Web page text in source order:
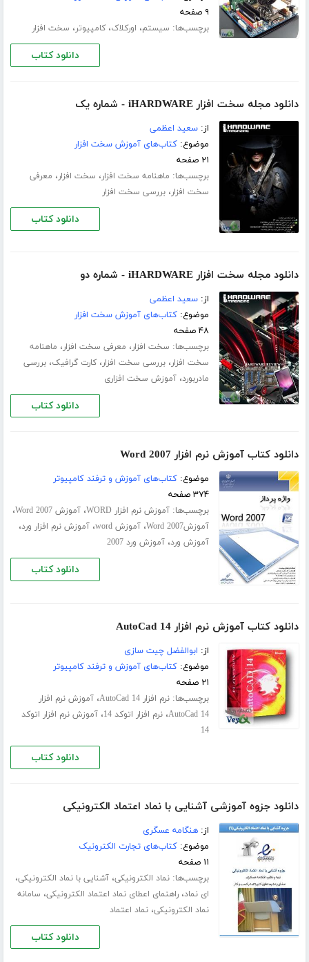
۹ صفحه
برچسب‌ها: سیستم، اورکلاک،کامپیوتر، سخت افزار
دانلود کتاب
دانلود مجله سخت افزار iHARDWARE - شماره یک
از:سعید اعظمی
موضوع:کتاب‌های آموزش سخت افزار
۲۱ صفحه
برچسب‌ها: ماهنامه سخت افزار، سخت افزار، معرفی
سخت افزار،بررسی سخت افزار
دانلود کتاب
دانلود مجله سخت افزار iHARDWARE - شماره دو
از:سعید اعظمی
موضوع:کتاب‌های آموزش سخت افزار
۴۸ صفحه
برچسب‌ها: سخت افزار، معرفی سخت افزار، ماهنامه
سخت افزار،بررسی سخت افزار،کارت گرافیک،بررسی
مادربورد،آموزش سخت افزاری
دانلود کتاب
دانلود کتاب آموزش نرم افزار Word 2007
موضوع:کتاب‌های آموزش و ترفند کامپیوتر
۳۷۴ صفحه
برچسب‌ها:آموزش نرم افزار WORD ،آموزش Word 2007 ،
آموزشWord 2007 ،آموزش word ،آموزش نرم افزار ورد،
آموزش ورد،آموزش ورد 2007
دانلود کتاب
دانلود کتاب آموزش نرم افزار AutoCad 14
از: ابوالفضل چیت سازی
موضوع:کتاب‌های آموزش و ترفند کامپیوتر
۲۱ صفحه
برچسب‌ها:نرم افزار AutoCad 14 ،آموزش نرم افزار
AutoCad 14،نرم افزار اتوکد 14 ،آموزش نرم افزار اتوکد
14
دانلود کتاب
دانلود جزوه آموزشی آشنایی با نماد اعتماد الکترونیکی
از:هنگامه عسگری
موضوع:کتاب‌های تجارت الکترونیک
۱۱ صفحه
برچسب‌ها:نماد الکترونیکی،آشنایی با نماد الکترونیکی،
ای نماد،راهنمای اعطای نماد اعتماد الکترونیکی، سامانه
نماد الکترونیکی،نماد اعتماد
دانلود کتاب